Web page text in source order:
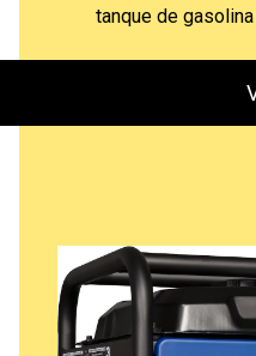
tanque de